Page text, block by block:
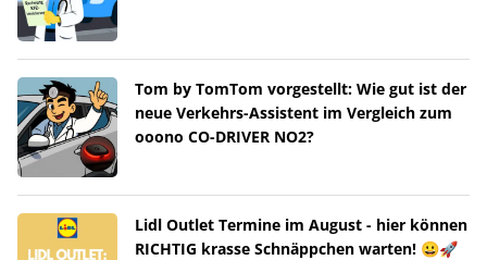
Tom by TomTom vorgestellt: Wie gut ist der
neue Verkehrs-Assistent im Vergleich zum
ooono CO-DRIVER NO2?
Lidl Outlet Termine im August - hier können
RICHTIG krasse Schnäppchen warten! 😀🚀